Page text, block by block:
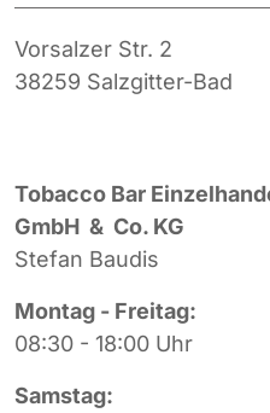
Vorsalzer Str. 2
38259 Salzgitter-Bad
Tobacco Bar
GmbH & Co. KG
Stefan Baudis
Montag - Freitag:
08:30 - 18:00 Uhr
Samstag: